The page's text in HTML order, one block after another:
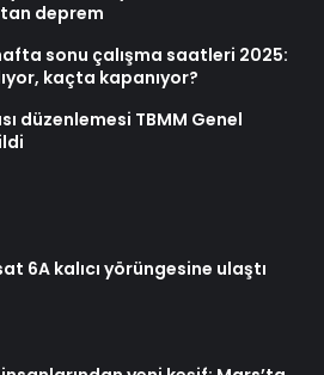
deprem
sonu çalışma saatleri 2025:
kaçta kapanıyor?
düzenlemesi TBMM Genel
6A kalıcı yörüngesine ulaştı